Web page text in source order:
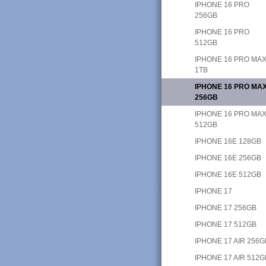
IPHONE 16 PRO
256GB
IPHONE 16 PRO
512GB
IPHONE 16 PRO MAX
1TB
IPHONE 16 PRO
256GB
IPHONE 16 PRO MAX
512GB
IPHONE 16E 128GB
IPHONE 16E 256GB
IPHONE 16E 512GB
IPHONE 17
IPHONE 17 256GB
IPHONE 17 512GB
IPHONE 17 AIR
IPHONE 17 AIR